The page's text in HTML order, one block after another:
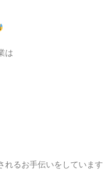
は
れるお手伝いをしています